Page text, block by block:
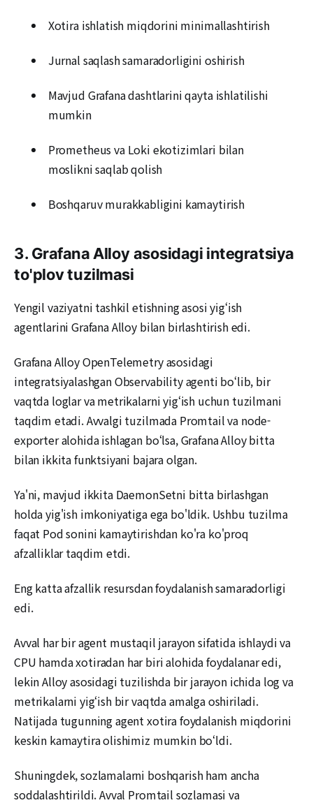
Xotira ishlatish miqdorini minimallashtirish
Jurnal saqlash samaradorligini oshirish
Mavjud Grafana dashtlarini qayta ishlatilishi
mumkin
Prometheus va Loki ekotizimlari bilan
moslikni saqlab qolish
Boshqaruv murakkabligini kamaytirish
3. Grafana Alloy asosidagi integratsiya
to'plov tuzilmasi
Yengil vaziyatni tashkil etishning asosi yig‘ish
agentlarini Grafana Alloy bilan birlashtirish edi.
Grafana Alloy OpenTelemetry asosidagi
integratsiyalashgan Observability agenti bo‘lib, bir
vaqtda loglar va metrikalarni yig‘ish uchun tuzilmani
taqdim etadi. Avvalgi tuzilmada Promtail va node-
exporter alohida ishlagan bo‘lsa, Grafana Alloy bitta
bilan ikkita funktsiyani bajara olgan.
Ya'ni, mavjud ikkita DaemonSetni bitta birlashgan
holda yig'ish imkoniyatiga ega bo'ldik. Ushbu tuzilma
faqat Pod sonini kamaytirishdan ko'ra ko'proq
afzalliklar taqdim etdi.
Eng katta afzallik resursdan foydalanish samaradorligi
edi.
Avval har bir agent mustaqil jarayon sifatida ishlaydi va
CPU hamda xotiradan har biri alohida foydalanar edi,
lekin Alloy asosidagi tuzilishda bir jarayon ichida log va
metrikalarni yig‘ish bir vaqtda amalga oshiriladi.
Natijada tugunning agent xotira foydalanish miqdorini
keskin kamaytira olishimiz mumkin bo‘ldi.
Shuningdek, sozlamalarni boshqarish ham ancha
soddalashtirildi. Avval Promtail sozlamasi va